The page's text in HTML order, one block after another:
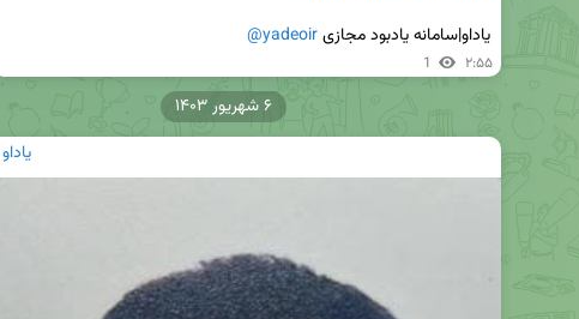
یاداو|سامانه یادبود مجازی @yadeoir
1 ۲:۵۵
یاداو
۶ شهریور ۱۴۰۳